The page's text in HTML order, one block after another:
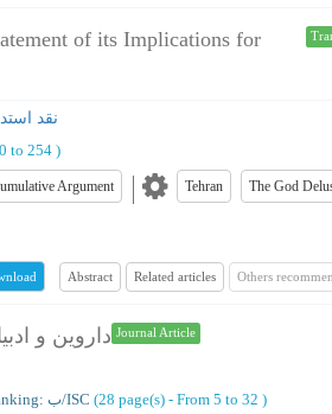
of its Implications for
نقد
to 254 )
Argument Tehran The God
Abstract Related articles Others
داروین و Journal Article
Ranking: ب/ISC (‎28 page(s) - From 5 to 32 )